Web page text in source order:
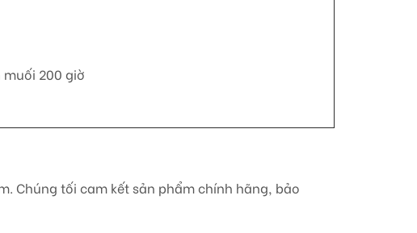
muối 200 giờ
Chúng tối cam kết sản phẩm chính hãng, bảo